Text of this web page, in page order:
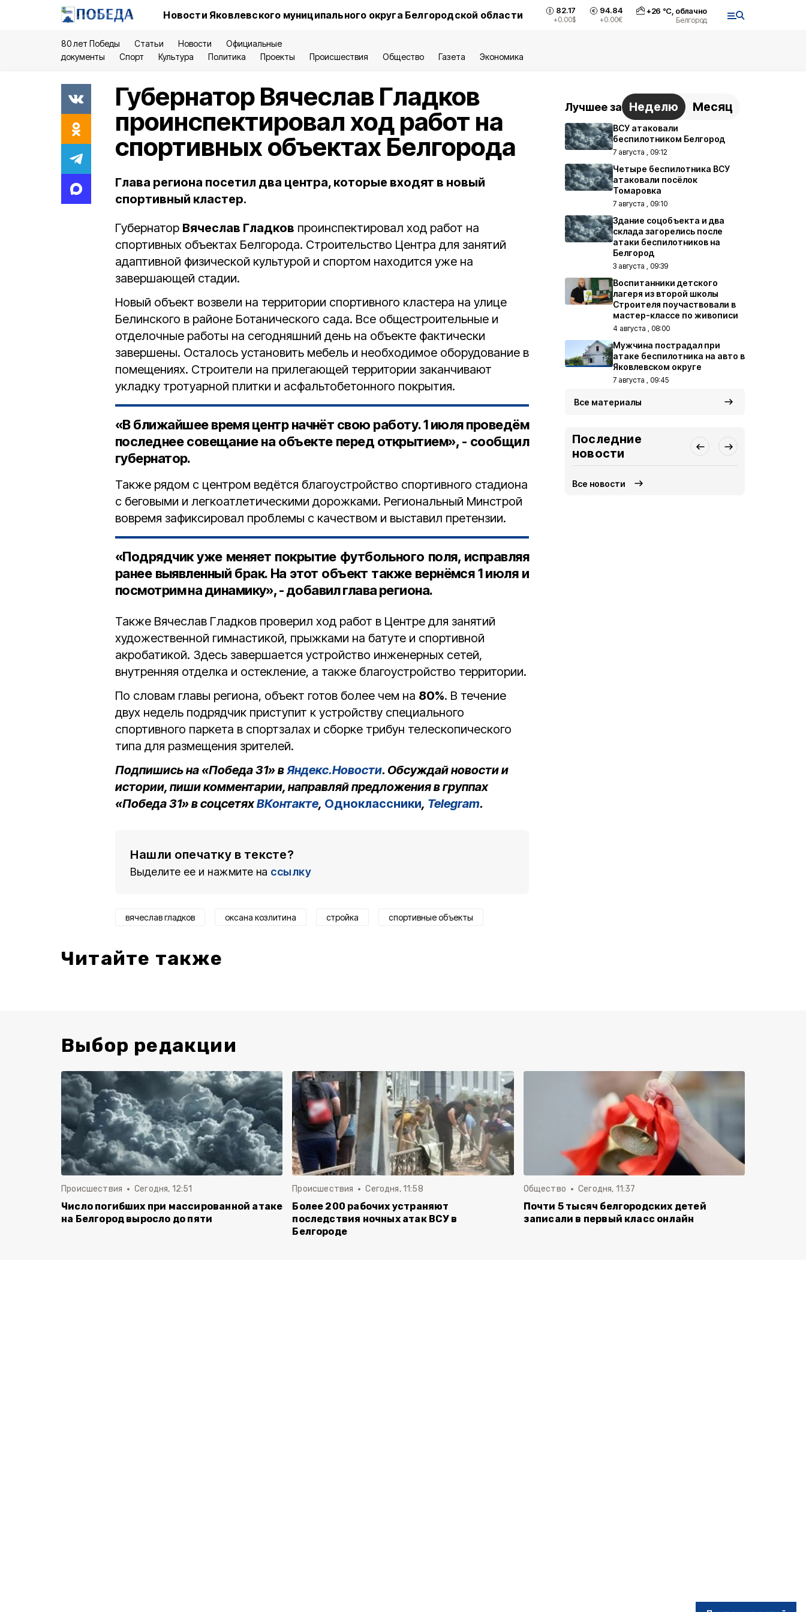
Новости Яковлевского муниципального округа Белгородской области 82.17
+0.00$
94.84
+0.00€
+26 °С, облачно
Белгород
80 лет Победы Статьи Новости
Официальные
документы
Спорт Культура Политика Проекты Происшествия Общество Газета Экономика
Губернатор Вячеслав Гладков
проинспектировал ход работ на
спортивных объектах Белгорода
Глава региона посетил два центра, которые входят в новый
спортивный кластер.
Губернатор Вячеслав Гладков проинспектировал ход работ на
спортивных объектах Белгорода. Строительство Центра для занятий
адаптивной физической культурой и спортом находится уже на
завершающей стадии.
Новый объект возвели на территории спортивного кластера на улице
Белинского в районе Ботанического сада. Все общестроительные и
отделочные работы на сегодняшний день на объекте фактически
завершены. Осталось установить мебель и необходимое оборудование в
помещениях. Строители на прилегающей территории заканчивают
укладку тротуарной плитки и асфальтобетонного покрытия.
«В ближайшее время центр начнёт свою работу. 1 июля проведём
последнее совещание на объекте перед открытием», - сообщил
губернатор.
Также рядом с центром ведётся благоустройство спортивного стадиона
с беговыми и легкоатлетическими дорожками. Региональный Минстрой
вовремя зафиксировал проблемы с качеством и выставил претензии.
«Подрядчик уже меняет покрытие футбольного поля, исправляя
ранее выявленный брак. На этот объект также вернёмся 1 июля и
посмотрим на динамику», - добавил глава региона.
Также Вячеслав Гладков проверил ход работ в Центре для занятий
художественной гимнастикой, прыжками на батуте и спортивной
акробатикой. Здесь завершается устройство инженерных сетей,
внутренняя отделка и остекление, а также благоустройство территории.
По словам главы региона, объект готов более чем на 80%. В течение
двух недель подрядчик приступит к устройству специального
спортивного паркета в спортзалах и сборке трибун телескопического
типа для размещения зрителей.
Подпишись на «Победа 31» вЯндекс.Новости. Обсуждай новости и
истории, пиши комментарии, направляй предложения в группах
«Победа 31» в соцсетяхВКонтакте, Одноклассники, Telegram.
Нашли опечатку в тексте?
Выделите ее и нажмите на ссылку
вячеслав гладков оксана козлитина стройка спортивные объекты
Читайте также
Лучшее за Неделю Месяц
ВСУ атаковали
беспилотником Белгород
7 августа , 09:12
Четыре беспилотника ВСУ
атаковали посёлок
Томаровка
7 августа , 09:10
Здание соцобъекта и два
склада загорелись после
атаки беспилотников на
Белгород
3 августа , 09:39
Воспитанники детского
лагеря из второй школы
Строителя поучаствовали в
мастер-классе по живописи
4 августа , 08:00
Мужчина пострадал при
атаке беспилотника на авто в
Яковлевском округе
7 августа , 09:45
Все материалы
Последние
новости
Все новости
Выбор редакции
Происшествия Сегодня, 12:51
Число погибших при массированной атаке
на Белгород выросло до пяти
Происшествия Сегодня, 11:58
Более 200 рабочих устраняют
последствия ночных атак ВСУ в
Белгороде
Общество Сегодня, 11:37
Почти 5 тысяч белгородских детей
записали в первый класс онлайн